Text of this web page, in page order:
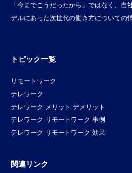
「今までこうだったから」ではなく、自
デルにあった次世代の働き方についての
トピック一覧
リモートワーク
テレワーク
テレワーク メリット デメリット
テレワーク リモートワーク 事例
テレワーク リモートワーク 効果
関連リンク